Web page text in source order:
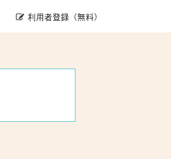
利用者登録（無料）